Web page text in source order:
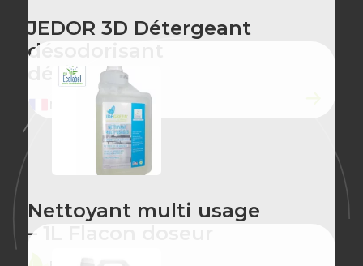
JEDOR 3D Détergeant
désodorisant
désinfectant
MADE IN FRANCE
Nettoyant multi usage
– 1L Flacon doseur